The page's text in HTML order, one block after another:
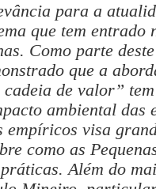
para a
que tem entrado
Como parte
que a
cadeia de valor”
ambiental das
empíricos visa
como as
Além do